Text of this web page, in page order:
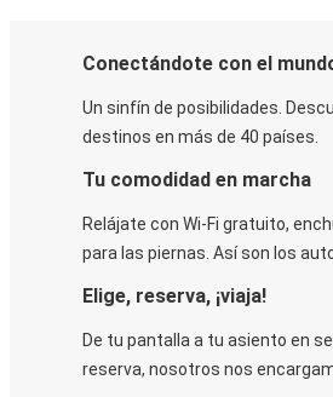
Conectándote con el
Un sinfín de posibilidades.
destinos en más de 40 países.
Tu comodidad en marcha
Relájate con Wi-Fi gratuito,
para las piernas. Así son los
Elige, reserva, ¡viaja!
De tu pantalla a tu asiento en
reserva, nosotros nos